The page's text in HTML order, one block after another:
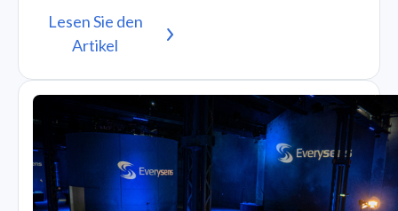
Lesen Sie den
Artikel